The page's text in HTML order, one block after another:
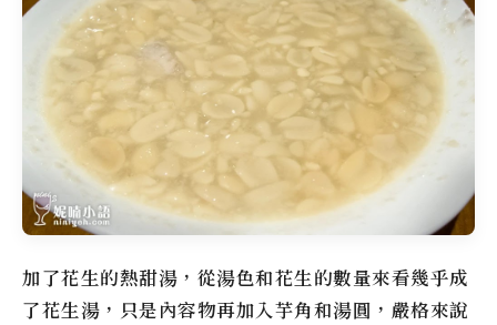
加了花生的熱甜湯，從湯色和花生的數量來看幾乎成
了花生湯，只是內容物再加入芋角和湯圓，嚴格來說